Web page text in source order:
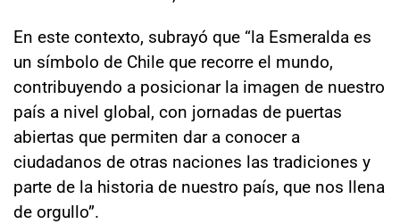
En este contexto, subrayó que “la Esmeralda es
un símbolo de Chile que recorre el mundo,
contribuyendo a posicionar la imagen de nuestro
país a nivel global, con jornadas de puertas
abiertas que permiten dar a conocer a
ciudadanos de otras naciones las tradiciones y
parte de la historia de nuestro país, que nos llena
de orgullo”.